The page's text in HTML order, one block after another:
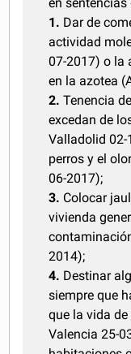
1. Dar de
actividad
07-2017) o la
en la azotea
2. Tenencia
excedan de
Valladolid 02-
perros y el
06-2017);
3. Colocar
vivienda
2014);
4. Destinar
siempre que
que la vida
Valencia 25-